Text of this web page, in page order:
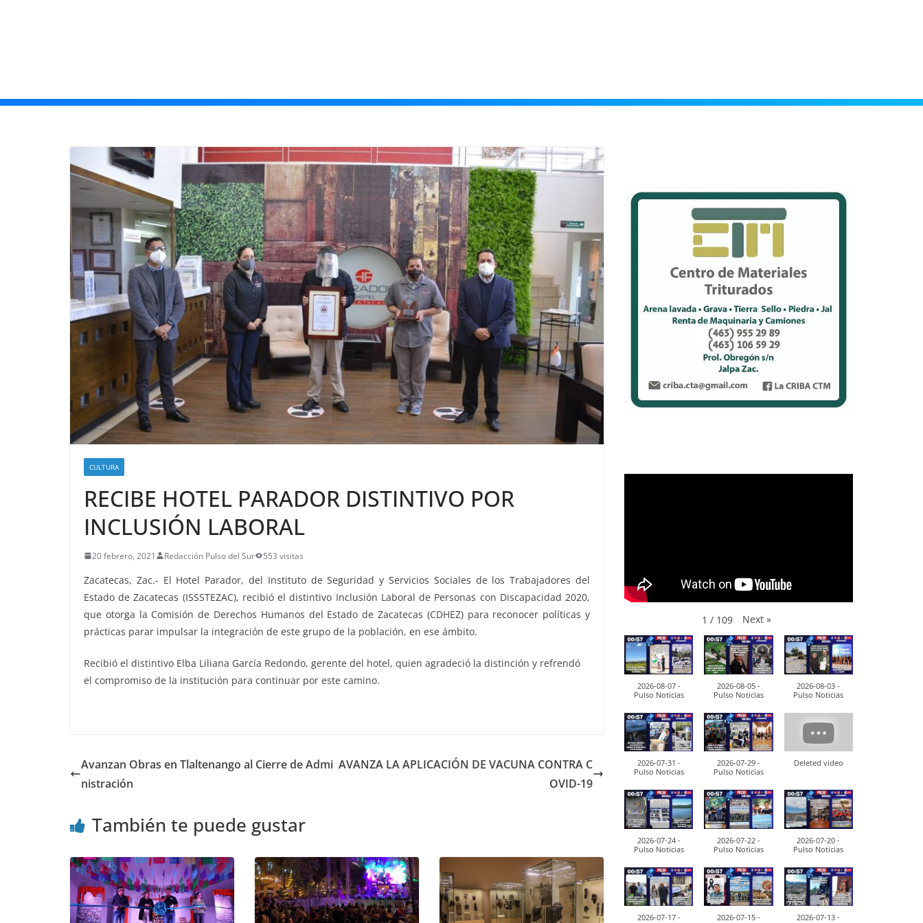
CULTURA
RECIBE HOTEL PARADOR DISTINTIVO POR
INCLUSIÓN LABORAL
20 febrero, 2021 Redacción Pulso del Sur 553 visitas
Zacatecas, Zac.- El Hotel Parador, del Instituto de Seguridad y Servicios Sociales de los Trabajadores del
Estado de Zacatecas (ISSSTEZAC), recibió el distintivo Inclusión Laboral de Personas con Discapacidad 2020,
que otorga la Comisión de Derechos Humanos del Estado de Zacatecas (CDHEZ) para reconocer políticas y
prácticas parar impulsar la integración de este grupo de la población, en ese ámbito.
Recibió el distintivo Elba Liliana García Redondo, gerente del hotel, quien agradeció la distinción y refrendó
el compromiso de la institución para continuar por este camino.
Avanzan Obras en Tlaltenango al Cierre de Admi
nistración
AVANZA LA APLICACIÓN DE VACUNA CONTRA C
OVID-19
También te puede gustar
1 / 109 Next »
2026-08-07 -
Pulso Noticias
2026-08-05 -
Pulso Noticias
2026-08-03 -
Pulso Noticias
2026-07-31 -
Pulso Noticias
2026-07-29 -
Pulso Noticias
Deleted video
2026-07-24 -
Pulso Noticias
2026-07-22 -
Pulso Noticias
2026-07-20 -
Pulso Noticias
2026-07-17 -
2026-07-15 -
2026-07-13 -